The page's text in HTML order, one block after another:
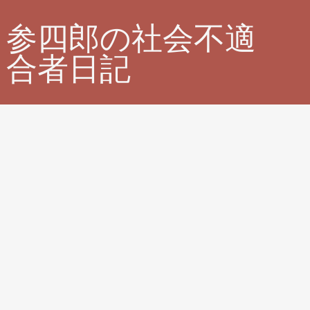
参四郎の社会不適
合者日記